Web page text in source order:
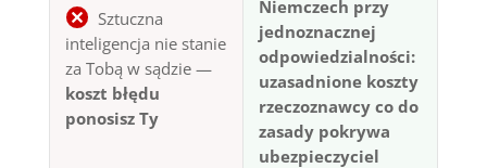
Sztuczna
inteligencja nie stanie
za Tobą w sądzie —
koszt błędu
ponosisz Ty
Niemczech przy
jednoznacznej
odpowiedzialności:
uzasadnione koszty
rzeczoznawcy co do
zasady pokrywa
ubezpieczyciel